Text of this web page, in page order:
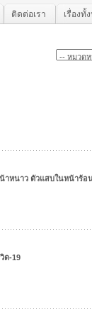
ติดต่อเรา เรื่องทั้
าหนาว ตัวแสบในหน้าร้อ
ด-19